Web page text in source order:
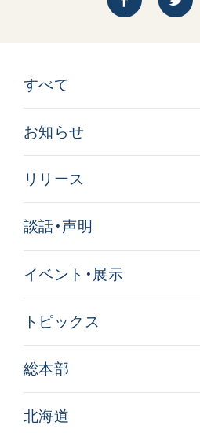
すべて
お知らせ
リリース
談話・声明
イベント・展示
トピックス
総本部
北海道